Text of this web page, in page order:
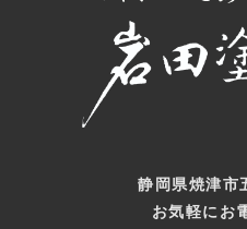
静岡県焼津市
お気軽にお